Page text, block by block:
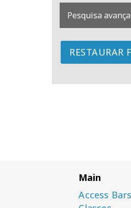
Pesquisa
RESTAURAR
Main
Access Bars